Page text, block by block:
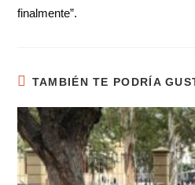
finalmente”.
TAMBIÉN TE PODRÍA